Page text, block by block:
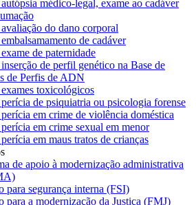
médico-legal, exame ao cadáver
do dano corporal
de cadáver
de paternidade
de perfil genético na Base de
de Perfis de ADN
toxicológicos
de psiquiatria ou psicologia forense
em crime de violência doméstica
em crime sexual em menor
em maus tratos de crianças
de apoio à modernização administrativa
para segurança interna (FSI)
para a modernização da Justiça (FMJ)